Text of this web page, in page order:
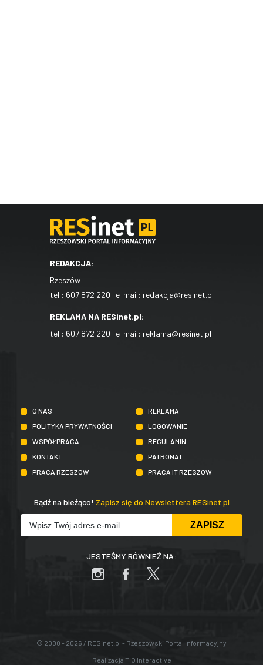
REDAKCJA:
Rzeszów
tel.: 607 872 220 | e-mail: redakcja@resinet.pl
REKLAMA NA RESinet.pl:
tel.: 607 872 220 | e-mail: reklama@resinet.pl
O NAS
REKLAMA
POLITYKA PRYWATNOŚCI
LOGOWANIE
WSPÓŁPRACA
REGULAMIN
KONTAKT
PATRONAT
PRACA RZESZÓW
PRACA IT RZESZÓW
Bądź na bieżąco! Zapisz się do Newslettera RESinet.pl
JESTEŚMY RÓWNIEŻ NA:
© 2000 - 2026 / RESinet.pl - Rzeszowski Portal Informacyjny
Realizacja TiO Interactive